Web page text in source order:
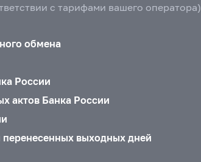
с тарифами вашего оператора)
обмена
России
актов Банка России
выходных дней